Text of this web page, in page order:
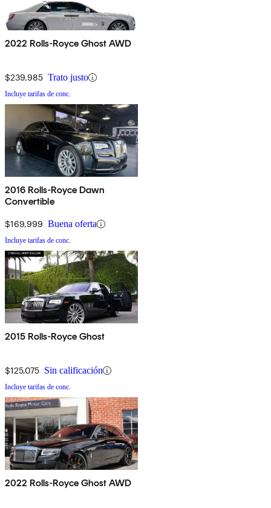
2022 Rolls-Royce Ghost AWD
$239,985 Trato justo
Incluye tarifas de conc.
2016 Rolls-Royce Dawn
Convertible
$169,999 Buena oferta
Incluye tarifas de conc.
2015 Rolls-Royce Ghost
$125,075 Sin calificación
Incluye tarifas de conc.
2022 Rolls-Royce Ghost AWD